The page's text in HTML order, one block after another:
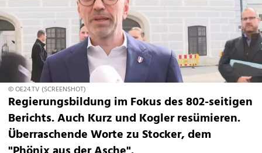
© OE24.TV (SCREENSHOT)
Regierungsbildung im Fokus des 802-seitigen
Berichts. Auch Kurz und Kogler resümieren.
Überraschende Worte zu Stocker, dem